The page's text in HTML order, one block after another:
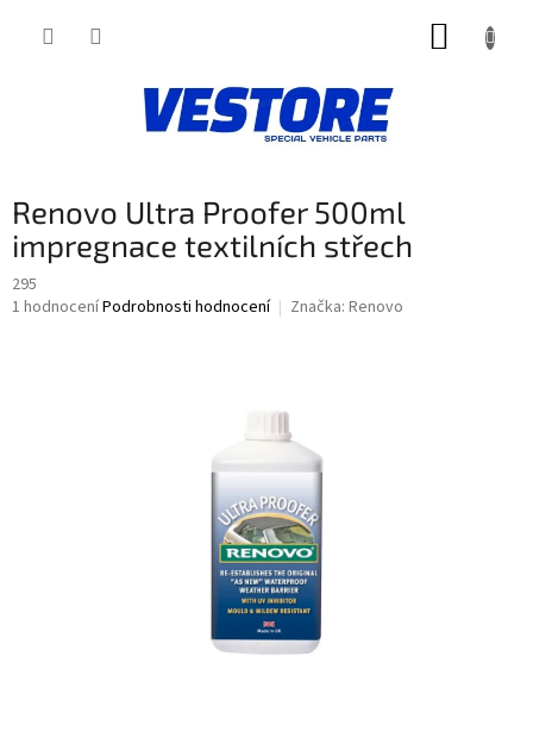
Renovo Ultra Proofer 500ml
impregnace textilních střech
295
Průměrné
1 hodnoceníPodrobnosti hodnocení Značka: Renovo